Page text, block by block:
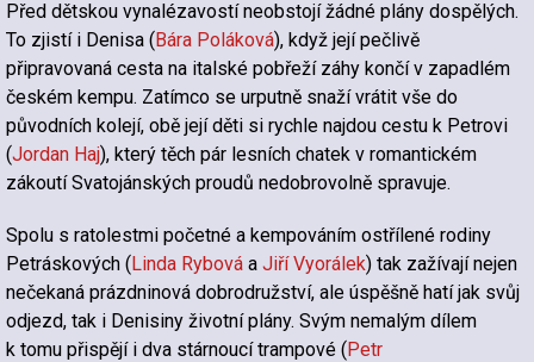
Před dětskou vynalézavostí neobstojí žádné plány dospělých.
To zjistí i Denisa (Bára Poláková), když její pečlivě
připravovaná cesta na italské pobřeží záhy končí v zapadlém
českém kempu. Zatímco se urputně snaží vrátit vše do
původních kolejí, obě její děti si rychle najdou cestu k Petrovi
(Jordan Haj), který těch pár lesních chatek v romantickém
zákoutí Svatojánských proudů nedobrovolně spravuje.
Spolu s ratolestmi početné a kempováním ostřílené rodiny
Petráskových (Linda Rybová a Jiří Vyorálek) tak zažívají nejen
nečekaná prázdninová dobrodružství, ale úspěšně hatí jak svůj
odjezd, tak i Denisiny životní plány. Svým nemalým dílem
k tomu přispějí i dva stárnoucí trampové (Petr